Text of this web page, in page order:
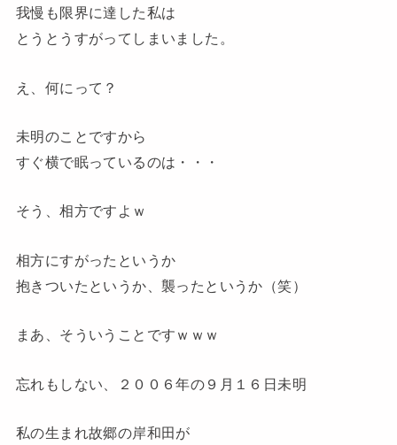
我慢も限界に達した私は
とうとうすがってしまいました。
え、何にって？
未明のことですから
すぐ横で眠っているのは・・・
そう、相方ですよｗ
相方にすがったというか
抱きついたというか、襲ったというか（笑）
まあ、そういうことですｗｗｗ
忘れもしない、２００６年の９月１６日未明
私の生まれ故郷の岸和田が